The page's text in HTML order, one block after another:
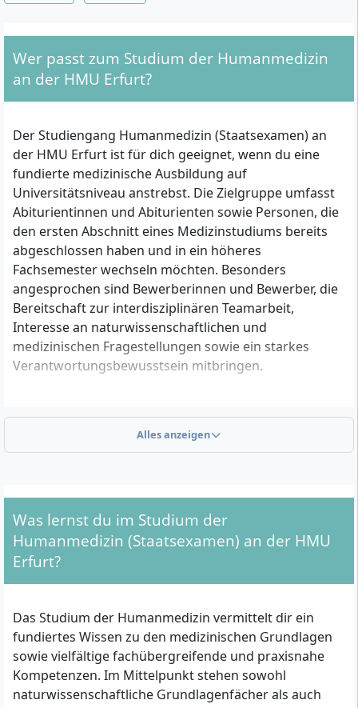
Wer passt zum Studium der Humanmedizin
an der HMU Erfurt?
Der Studiengang Humanmedizin (Staatsexamen) an
der HMU Erfurt ist für dich geeignet, wenn du eine
fundierte medizinische Ausbildung auf
Universitätsniveau anstrebst. Die Zielgruppe umfasst
Abiturientinnen und Abiturienten sowie Personen, die
den ersten Abschnitt eines Medizinstudiums bereits
abgeschlossen haben und in ein höheres
Fachsemester wechseln möchten. Besonders
angesprochen sind Bewerberinnen und Bewerber, die
Bereitschaft zur interdisziplinären Teamarbeit,
Interesse an naturwissenschaftlichen und
medizinischen Fragestellungen sowie ein starkes
Verantwortungsbewusstsein mitbringen.
Formale Zulassungsvoraussetzungen im Überblick
Für die Zulassung zum Studiengang musst du
gleichwertig anerkannte Zugangsberechtigung
Einreichung eines vollständig ausgefüllten und
unterschriebenen Zulassungsantrags
Tabellarischer Lebenslauf
Nachweis
Kopie des Personalausweises (bei internationalen
Bewerberinnen und Bewerbern: Identity-Card)
Motivationsschreiben (1–4 DIN-A4-Seiten)
Optional: Nachweis über abgeschlossene
Alles anzeigen
Was lernst du im Studium der
Humanmedizin (Staatsexamen) an der HMU
Erfurt?
Das Studium der Humanmedizin vermittelt dir ein
fundiertes Wissen zu den medizinischen Grundlagen
sowie vielfältige fachübergreifende und praxisnahe
Kompetenzen. Im Mittelpunkt stehen sowohl
naturwissenschaftliche Grundlagenfächer als auch